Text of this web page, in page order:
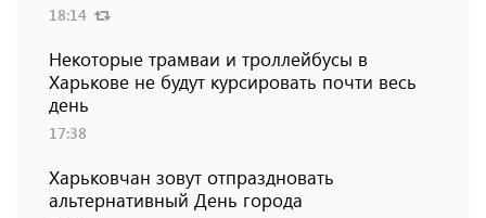
18:14
Некоторые трамваи и троллейбусы в
Харькове не будут курсировать почти весь
день
17:38
Харьковчан зовут отпраздновать
альтернативный День города